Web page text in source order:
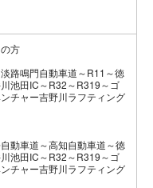
方
路鳴門自動車道～R11～徳
池田IC～R32～R319～ゴ
チャー吉野川ラフティング
動車道～高知自動車道～徳
池田IC～R32～R319～ゴ
チャー吉野川ラフティング